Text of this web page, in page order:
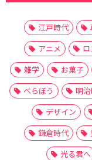
江戸時代
アニメ
雑学
お菓子
べらぼう
明
デザイン
鎌倉時代
光る君へ